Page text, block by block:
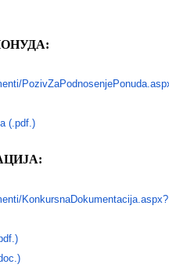
(.pdf.)
KonkursnaDokumentacija.aspx?